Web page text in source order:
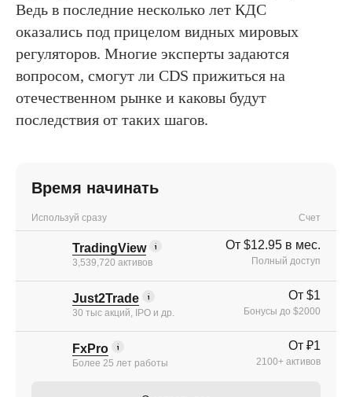
Ведь в последние несколько лет КДС
оказались под прицелом видных мировых
регуляторов. Многие эксперты задаются
вопросом, смогут ли CDS прижиться на
отечественном рынке и каковы будут
последствия от таких шагов.
Время начинать
Используй сразу Счет
TradingView
3,539,720 активов
От $12.95 в мес.
Полный доступ
Just2Trade
30 тыс акций, IPO и др.
От $1
Бонусы до $2000
FxPro
Более 25 лет работы
От ₽1
2100+ активов